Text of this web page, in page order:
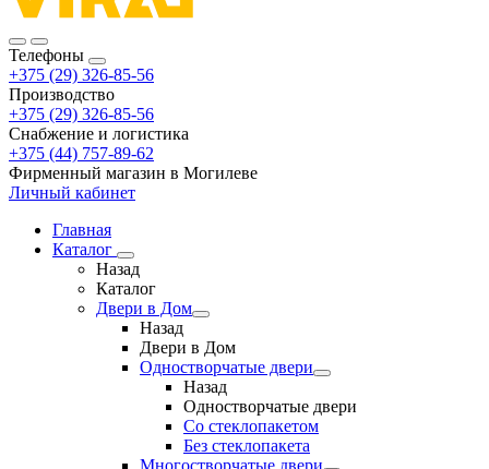
Телефоны
+375 (29) 326-85-56
Производство
+375 (29) 326-85-56
Снабжение и логистика
+375 (44) 757-89-62
Фирменный магазин в Могилеве
Личный кабинет
Главная
Каталог
Назад
Каталог
Двери в Дом
Назад
Двери в Дом
Одностворчатые двери
Назад
Одностворчатые двери
Со стеклопакетом
Без стеклопакета
Многостворчатые двери